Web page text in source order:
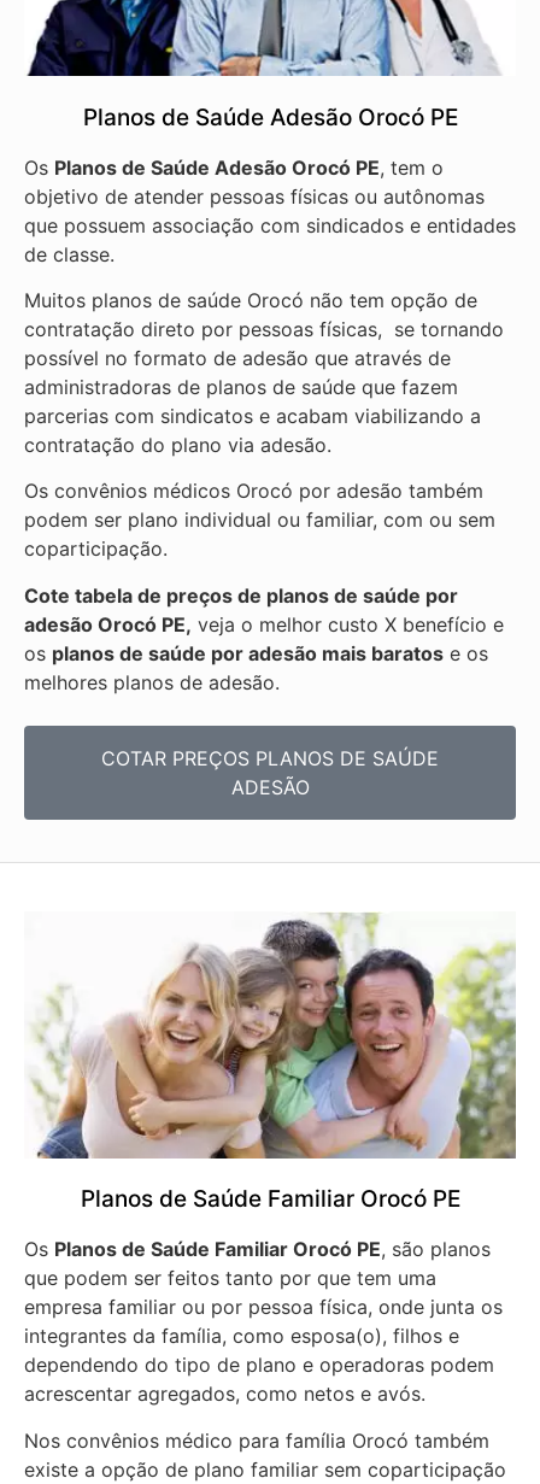
Planos de Saúde Adesão Orocó PE
Os Planos de Saúde Adesão Orocó PE, tem o
objetivo de atender pessoas físicas ou autônomas
que possuem associação com sindicados e entidades
de classe.
Muitos planos de saúde Orocó não tem opção de
contratação direto por pessoas físicas, se tornando
possível no formato de adesão que através de
administradoras de planos de saúde que fazem
parcerias com sindicatos e acabam viabilizando a
contratação do plano via adesão.
Os convênios médicos Orocó por adesão também
podem ser plano individual ou familiar, com ou sem
coparticipação.
Cote tabela de preços de planos de saúde por
adesão Orocó PE, veja o melhor custo X benefício e
os planos de saúde por adesão mais baratos e os
melhores planos de adesão.
COTAR PREÇOS PLANOS DE SAÚDE
ADESÃO
Planos de Saúde Familiar Orocó PE
Os Planos de Saúde Familiar Orocó PE, são planos
que podem ser feitos tanto por que tem uma
empresa familiar ou por pessoa física, onde junta os
integrantes da família, como esposa(o), filhos e
dependendo do tipo de plano e operadoras podem
acrescentar agregados, como netos e avós.
Nos convênios médico para família Orocó também
existe a opção de plano familiar sem coparticipação